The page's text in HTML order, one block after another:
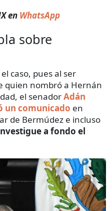
en WhatsApp
sobre
caso, pues al ser
quien nombró a Hernán
el senadorAdán
un comunicado en
de Bermúdez e incluso
a fondo el